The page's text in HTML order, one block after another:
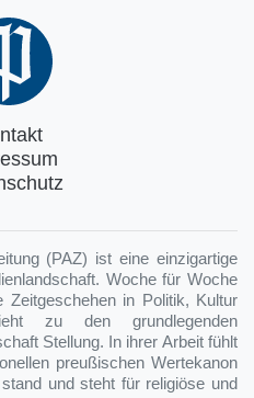
(PAZ) ist eine einzigartige
Woche für Woche
Zeitgeschehen in Politik, Kultur
zu den grundlegenden
Stellung. In ihrer Arbeit fühlt
preußischen Wertekanon
und steht für religiöse und